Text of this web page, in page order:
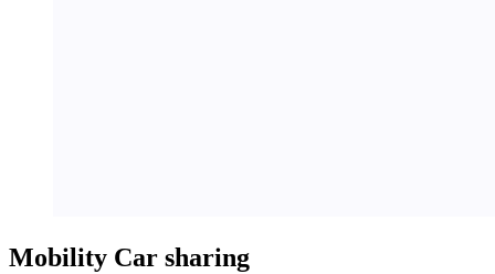
Mobility Car sharing